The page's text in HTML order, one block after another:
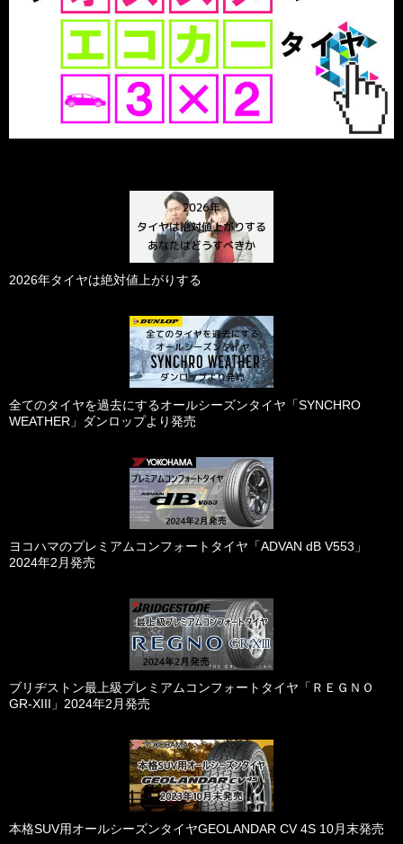
2026年タイヤは絶対値上がりする
全てのタイヤを過去にするオールシーズンタイヤ「SYNCHRO
WEATHER」ダンロップより発売
ヨコハマのプレミアムコンフォートタイヤ「ADVAN dB V553」
2024年2月発売
ブリヂストン最上級プレミアムコンフォートタイヤ「ＲＥＧＮＯ
GR-XIII」2024年2月発売
本格SUV用オールシーズンタイヤGEOLANDAR CV 4S 10月末発売